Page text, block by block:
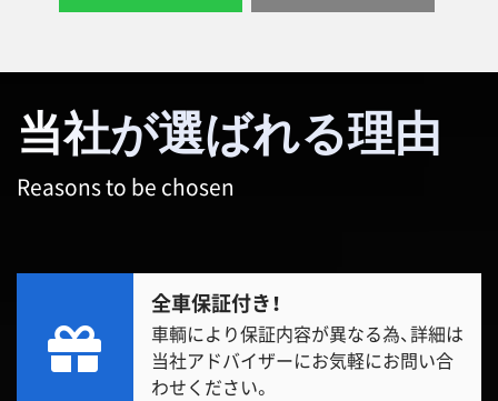
当社が選ばれる理由
Reasons to be chosen
全車保証付き！
車輌により保証内容が異なる為、詳細は
当社アドバイザーにお気軽にお問い合
わせください。